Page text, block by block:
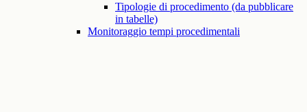
Tipologie di procedimento (da pubblicare
in tabelle)
Monitoraggio tempi procedimentali